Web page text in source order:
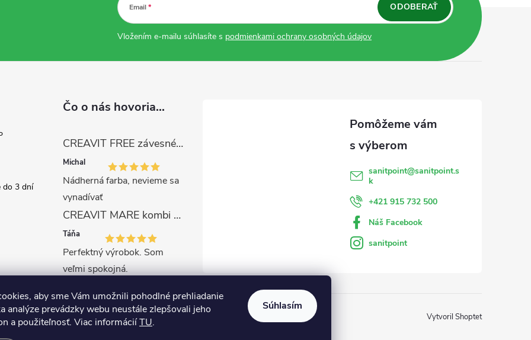
aby sme Vám umožnili pohodlné prehliadanie
analýze prevádzky webu neustále zlepšovali jeho
a použiteľnosť. Viac informáciíTU.
Súhlasím
Email
Vložením e-mailu súhlasíte s podmienkami ochrany osobných údajov
ODOBERAŤ
do 3 dní
Čo o nás hovoria...
CREAVIT FREE závesné WC, rimless, capuccino
Michal
Nádherná farba, nevieme sa
vynadívať
CREAVIT MARE kombi WC-set s bidetovou sprškou, rimless, biela
Táňa
Perfektný výrobok. Som
veľmi spokojná.
sanitpoint@sanitpoint.s
k
+421 915 732 500
Náš Facebook
sanitpoint
Vytvoril Shoptet